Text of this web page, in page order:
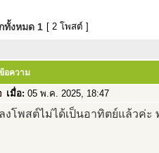
ทั้งหมด 1 [ 2 โพสต์ ]
อความ
เมื่อ: 05 พ.ค. 2025, 18:47
ลงโพสต์ไม่ได้เป็นอาทิตย์แล้วค่ะ